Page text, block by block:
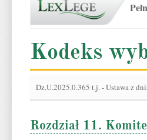
Kodeks
Dz.U.2025.0.365 t.j.-Ustawa z
Rozdział 11.